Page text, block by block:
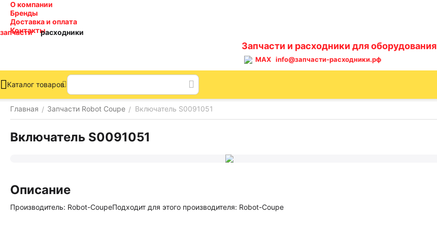
О компании
Бренды
Доставка и оплата
Контакты
запчасти расходники
Запчасти и расходники для оборудования
MAX info@запчасти-расходники.рф
Каталог товаров
Главная / Запчасти Robot Coupe / Включатель S0091051
Включатель S0091051
Описание
Производитель: Robot-CoupeПодходит для этого производителя: Robot-Coupe